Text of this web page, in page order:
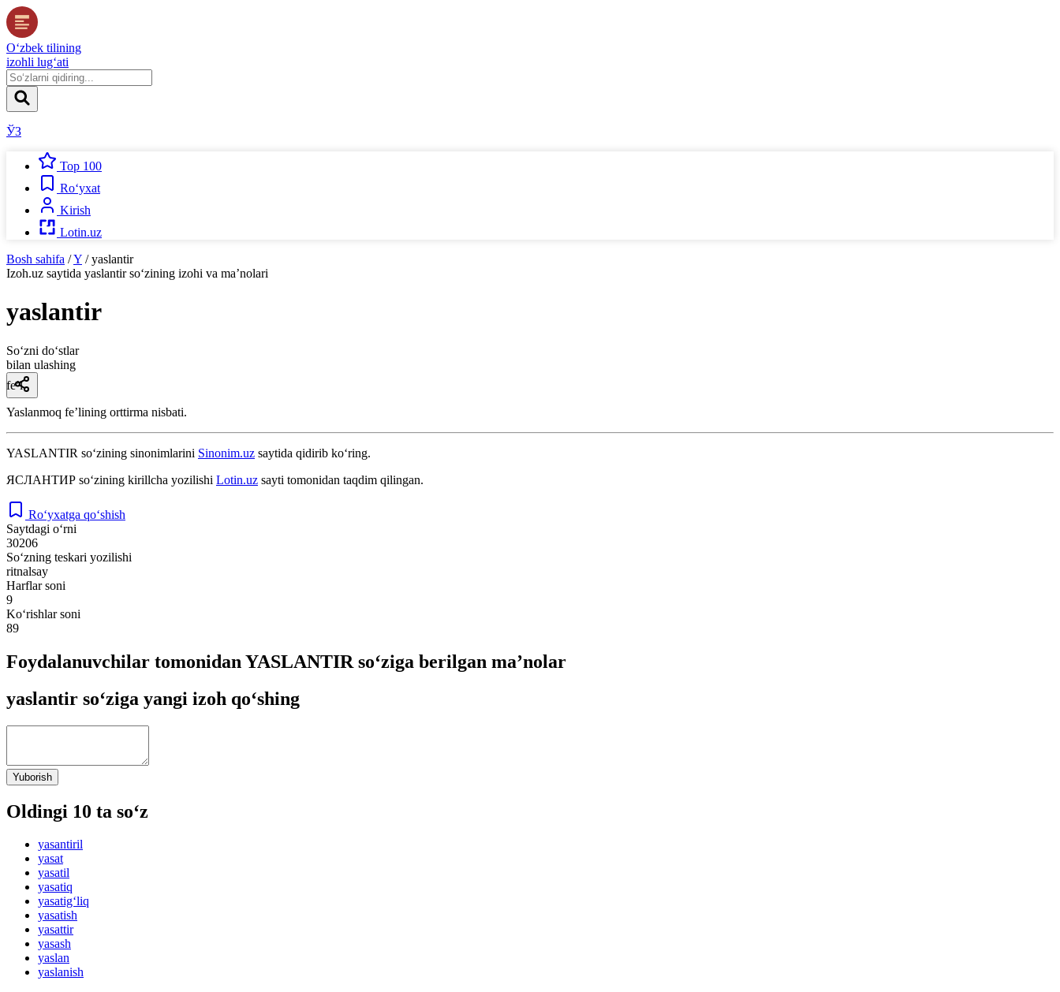
O‘zbek tilining
izohli lug‘ati
ЎЗ
Top 100
Ro‘yxat
Kirish
Lotin.uz
Bosh sahifa /Y / yaslantir
Izoh.uz saytida yaslantirso‘zining izohi va ma’nolari
yaslantir
So‘zni do‘stlar
bilan ulashing
fe’l
Yaslanmoq feʼlining orttirma nisbati.
YASLANTIR so‘zining sinonimlarini Sinonim.uz saytida qidirib ko‘ring.
ЯСЛАНТИР so‘zining kirillcha yozilishi Lotin.uz sayti tomonidan taqdim qilingan.
Ro‘yxatga qo‘shish
Saytdagi o‘rni
30206
So‘zning teskari yozilishi
ritnalsay
Harflar soni
9
Ko‘rishlar soni
89
Foydalanuvchilar tomonidan YASLANTIR so‘ziga berilgan ma’nolar
yaslantir so‘ziga yangi izoh qo‘shing
Yuborish
Oldingi 10 ta so‘z
yasantiril
yasat
yasatil
yasatiq
yasatig‘liq
yasatish
yasattir
yasash
yaslan
yaslanish